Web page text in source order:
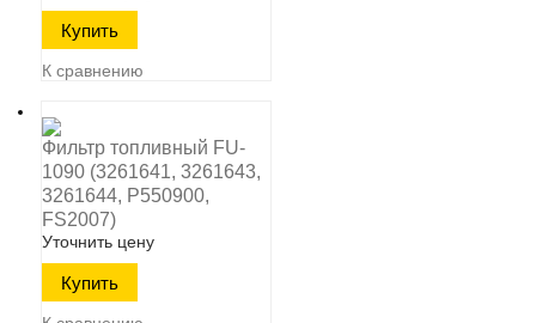
К сравнению
Фильтр топливный FU-
1090 (3261641, 3261643,
3261644, P550900,
FS2007)
Уточнить цену